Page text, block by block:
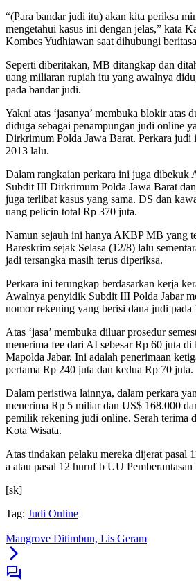
“(Para bandar judi itu) akan kita periksa
mengetahui kasus ini dengan jelas,” kata
Kombes Yudhiawan saat dihubungi
Seperti diberitakan, MB ditangkap dan
uang miliaran rupiah itu yang awalnya
pada bandar judi.
Yakni atas ‘jasanya’ membuka blokir atas
diduga sebagai penampungan judi online
Dirkrimum Polda Jawa Barat. Perkara judi
2013 lalu.
Dalam rangkaian perkara ini juga dibekuk
Subdit III Dirkrimum Polda Jawa Barat
juga terlibat kasus yang sama. DS dan
uang pelicin total Rp 370 juta.
Namun sejauh ini hanya AKBP MB yang
Bareskrim sejak Selasa (12/8) lalu
jadi tersangka masih terus diperiksa.
Perkara ini terungkap berdasarkan kerja
Awalnya penyidik Subdit III Polda Jabar
nomor rekening yang berisi dana judi pada
Atas ‘jasa’ membuka diluar prosedur
menerima fee dari AI sebesar Rp 60 juta di
Mapolda Jabar. Ini adalah penerimaan
pertama Rp 240 juta dan kedua Rp 70 juta.
Dalam peristiwa lainnya, dalam perkara
menerima Rp 5 miliar dan US$ 168.000
pemilik rekening judi online. Serah terima
Kota Wisata.
Atas tindakan pelaku mereka dijerat pasal
a atau pasal 12 huruf b UU
[sk]
Tag: Judi Online
Mangrove Ditimbun, Lis Geram